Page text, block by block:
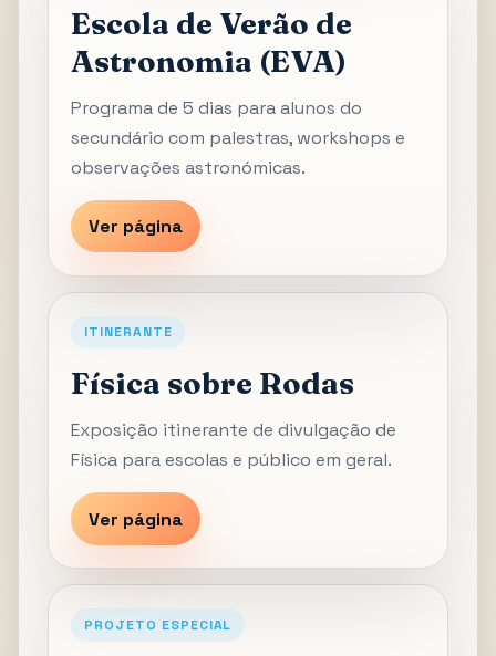
Escola de Verão de
Astronomia (EVA)
Programa de 5 dias para alunos do
secundário com palestras, workshops e
observações astronómicas.
Ver página
ITINERANTE
Física sobre Rodas
Exposição itinerante de divulgação de
Física para escolas e público em geral.
Ver página
PROJETO ESPECIAL